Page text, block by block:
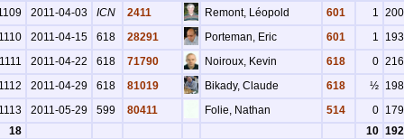
2011-04-03 ICN 2411 Remont, Léopold 601 1
2011-04-15 618 28291 Porteman, Eric 601 1
2011-04-22 618 71790 Noiroux, Kevin 618 0
2011-04-29 618 81019 Bikady, Claude 618 ½
2011-05-29 599 80411 Folie, Nathan 514 0
18
10